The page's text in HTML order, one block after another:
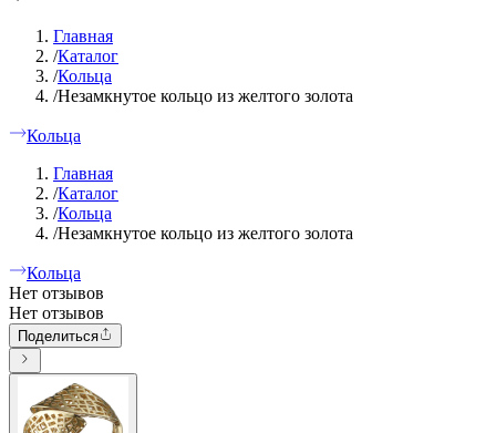
Главная
/Каталог
/Кольца
/Незамкнутое кольцо из желтого золота
Кольца
Главная
/Каталог
/Кольца
/Незамкнутое кольцо из желтого золота
Кольца
Нет отзывов
Нет отзывов
Поделиться